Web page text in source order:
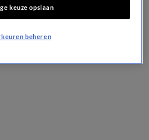
keuze opslaan
beheren